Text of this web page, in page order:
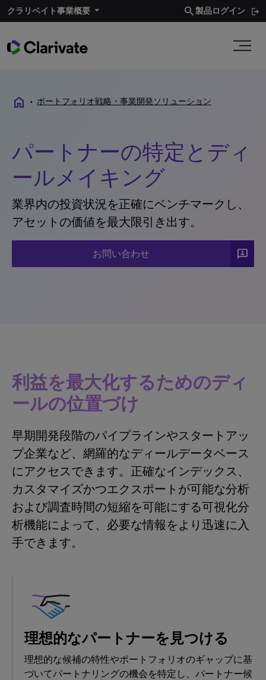
クラリベイト事業概要​ search製品ログイン
home • ポートフォリオ戦略・事業開発ソリューション
パートナーの特定とディ
ールメイキング
業界内の投資状況を正確にベンチマークし、
アセットの価値を最大限引き出す。
お問い合わせ 3P
利益を最大化するためのディ
ールの位置づけ
早期開発段階のパイプラインやスタートアッ
プ企業など、網羅的なディールデータベース
にアクセスできます。正確なインデックス、
カスタマイズかつエクスポートが可能な分析
および調査時間の短縮を可能にする可視化分
析機能によって、必要な情報をより迅速に入
手できます。
理想的なパートナーを見つける
理想的な候補の特性やポートフォリオのギャップに基
づいてパートナリングの機会を特定し、パートナー候